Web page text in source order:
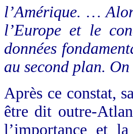
l’Amérique. …
l’Europe et le
données
au second plan.
Après ce constat,
être dit outre-
l’importance et